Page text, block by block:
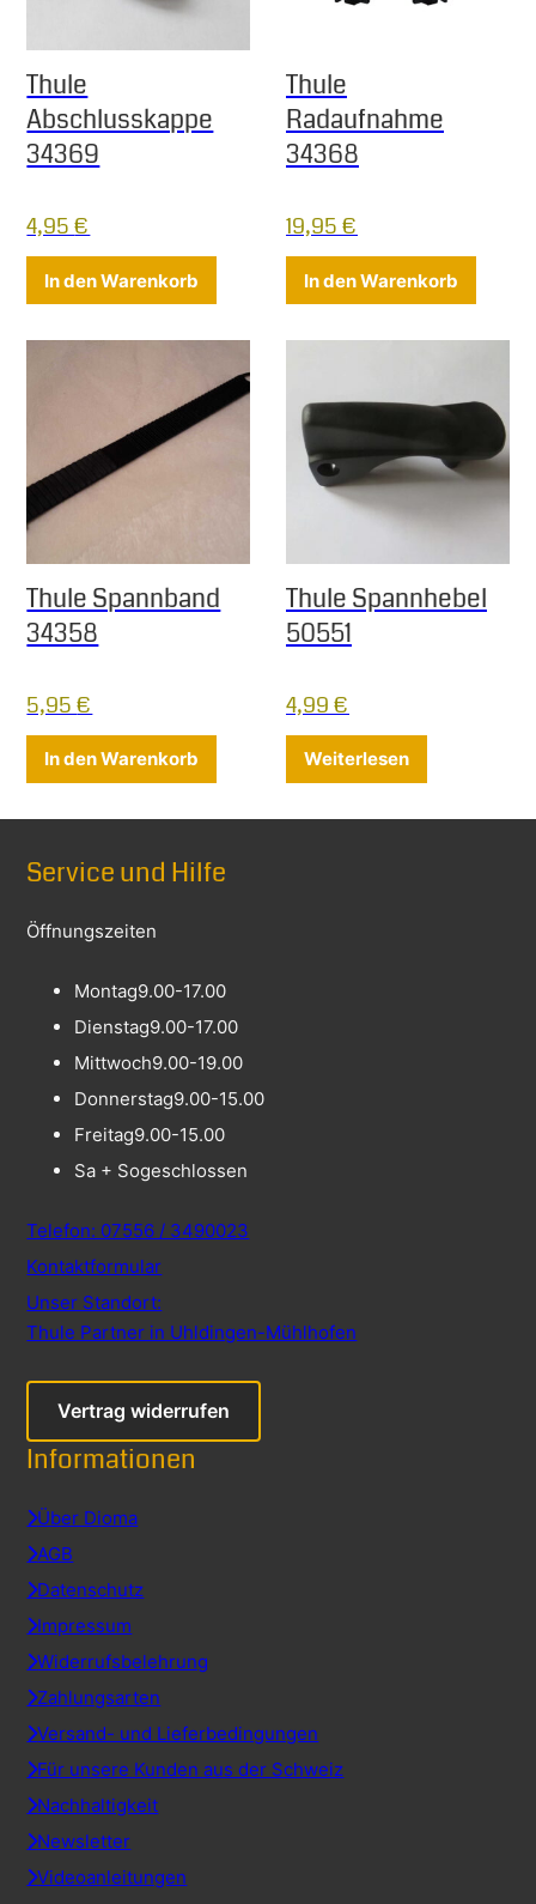
Thule
Abschlusskappe
34369
4,95€
In den Warenkorb
Thule
Radaufnahme
34368
19,95€
In den Warenkorb
Thule Spannband
34358
5,95€
In den Warenkorb
Thule Spannhebel
50551
4,99€
Weiterlesen
Service und Hilfe
Öffnungszeiten
Montag9.00-17.00
Dienstag9.00-17.00
Mittwoch9.00-19.00
Donnerstag9.00-15.00
Freitag9.00-15.00
Sa + Sogeschlossen
Telefon: 07556 / 3490023
Kontaktformular
Unser Standort:
Thule Partner in Uhldingen-Mühlhofen
Vertrag widerrufen
Informationen
Über Dioma
AGB
Datenschutz
Impressum
Widerrufsbelehrung
Zahlungsarten
Versand- und Lieferbedingungen
Für unsere Kunden aus der Schweiz
Nachhaltigkeit
Newsletter
Videoanleitungen